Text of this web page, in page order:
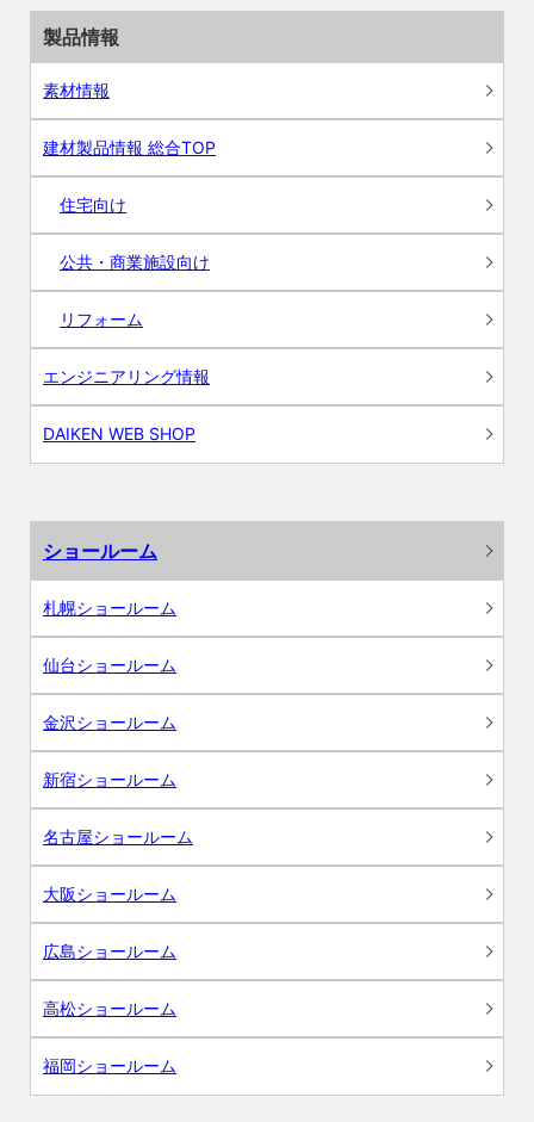
製品情報
素材情報
建材製品情報 総合TOP
住宅向け
公共・商業施設向け
リフォーム
エンジニアリング情報
DAIKEN WEB SHOP
ショールーム
札幌ショールーム
仙台ショールーム
金沢ショールーム
新宿ショールーム
名古屋ショールーム
大阪ショールーム
広島ショールーム
高松ショールーム
福岡ショールーム